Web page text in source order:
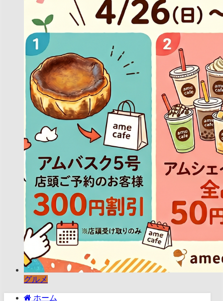
グルメ
ホーム